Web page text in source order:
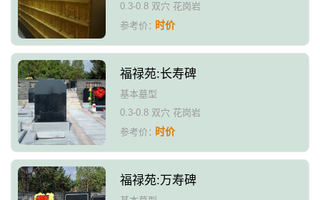
0.3-0.8 双穴 花岗岩
参考价：时价
福禄苑:长寿碑
基本墓型
0.3-0.8 双穴 花岗岩
参考价：时价
福禄苑:万寿碑